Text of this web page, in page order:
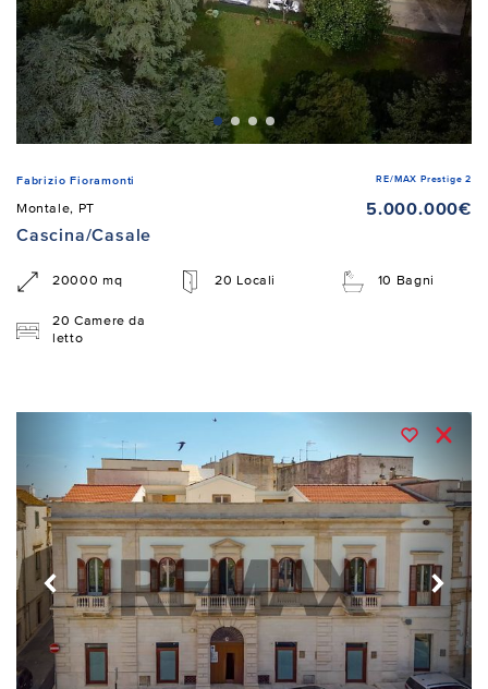
Fabrizio Fioramonti RE/MAX Prestige 2
Montale, PT
5.000.000€
Cascina/Casale
20000 mq 20 Locali 10 Bagni
20 Camere da
letto